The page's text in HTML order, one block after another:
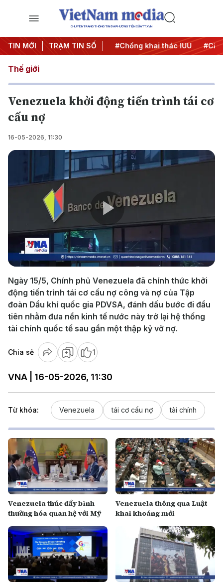
CHUYÊN TRANG THÔNG TIN ĐA PHƯƠNG TIỆN CỦA TTXVN
TIN MỚI TRẠM TIN SỐ
#Chiến dịch 500 ngày đêm #Chống khai thác IUU
Thế giới
Venezuela khởi động tiến trình tái cơ
cấu nợ
16-05-2026, 11:30
Play
Video
Ngày 15/5, Chính phủ Venezuela đã chính thức khởi
động tiến trình tái cơ cấu nợ công và nợ của Tập
đoàn Dầu khí quốc gia PDVSA, đánh dấu bước đi đầu
tiên nhằm đưa nền kinh tế nước này trở lại hệ thống
tài chính quốc tế sau gần một thập kỷ vỡ nợ.
Chia sẻ 1
VNA | 16-05-2026, 11:30
Từ khóa: Venezuela tái cơ cấu nợ tài chính
Venezuela thúc đẩy bình
thường hóa quan hệ với Mỹ
Venezuela thông qua Luật
khai khoáng mới